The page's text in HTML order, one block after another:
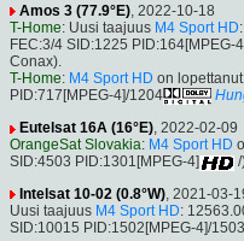
Amos 3 (77.9°E) , 2022-10-18
T-Home: Uusi taajuus M4 Sport HD
FEC:3/4 SID:1225 PID:164[MPEG-
Conax).
T-Home: M4 Sport HD on
PID:717[MPEG-4]/1204
Eutelsat 16A (16°E), 2022-02-09
OrangeSat Slovakia: M4 Sport HD
SID:4503 PID:1301[MPEG-4]
Intelsat 10-02 (0.8°W) , 2021-03-
Uusi taajuus M4 Sport HD:
SID:10015 PID:1502[MPEG-4]/